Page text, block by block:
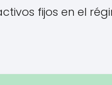
fijos en el